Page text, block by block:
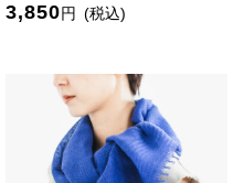
3,850円 (税込)